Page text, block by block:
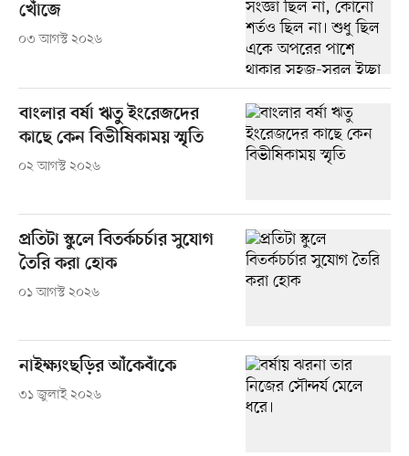
খোঁজে
০৩ আগস্ট ২০২৬
বাংলার বর্ষা ঋতু ইংরেজদের
কাছে কেন বিভীষিকাময় স্মৃতি
০২ আগস্ট ২০২৬
প্রতিটা স্কুলে বিতর্কচর্চার সুযোগ
তৈরি করা হোক
০১ আগস্ট ২০২৬
নাইক্ষ্যংছড়ির আঁকেবাঁকে
৩১ জুলাই ২০২৬